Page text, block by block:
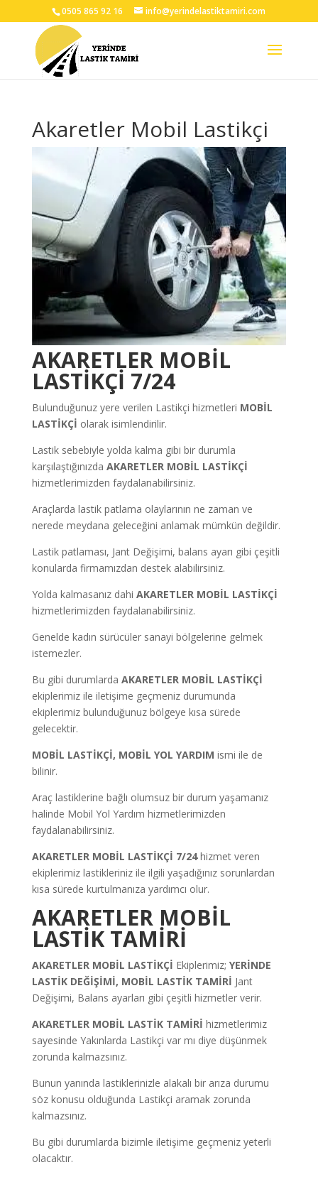
0505 865 92 16 info@yerindelastiktamiri.com
Akaretler Mobil Lastikçi
AKARETLER MOBİL
LASTİKÇİ 7/24
Bulunduğunuz yere verilen Lastikçi hizmetleri MOBİL
LASTİKÇİ olarak isimlendirilir.
Lastik sebebiyle yolda kalma gibi bir durumla
karşılaştığınızda AKARETLER MOBİL LASTİKÇİ
hizmetlerimizden faydalanabilirsiniz.
Araçlarda lastik patlama olaylarının ne zaman ve
nerede meydana geleceğini anlamak mümkün değildir.
Lastik patlaması, Jant Değişimi, balans ayarı gibi çeşitli
konularda firmamızdan destek alabilirsiniz.
Yolda kalmasanız dahi AKARETLER MOBİL LASTİKÇİ
hizmetlerimizden faydalanabilirsiniz.
Genelde kadın sürücüler sanayi bölgelerine gelmek
istemezler.
Bu gibi durumlarda AKARETLER MOBİL LASTİKÇİ
ekiplerimiz ile iletişime geçmeniz durumunda
ekiplerimiz bulunduğunuz bölgeye kısa sürede
gelecektir.
MOBİL LASTİKÇİ, MOBİL YOL YARDIM ismi ile de
bilinir.
Araç lastiklerine bağlı olumsuz bir durum yaşamanız
halinde Mobil Yol Yardım hizmetlerimizden
faydalanabilirsiniz.
AKARETLER MOBİL LASTİKÇİ 7/24hizmet veren
ekiplerimiz lastikleriniz ile ilgili yaşadığınız sorunlardan
kısa sürede kurtulmanıza yardımcı olur.
AKARETLER MOBİL
LASTİK TAMİRİ
AKARETLER MOBİL LASTİKÇİ Ekiplerimiz; YERİNDE
LASTİK DEĞİŞİMİ, MOBİL LASTİK TAMİRİ Jant
Değişimi, Balans ayarları gibi çeşitli hizmetler verir.
AKARETLER MOBİL LASTİK TAMİRİ hizmetlerimiz
sayesinde Yakınlarda Lastikçi var mı diye düşünmek
zorunda kalmazsınız.
Bunun yanında lastiklerinizle alakalı bir arıza durumu
söz konusu olduğunda Lastikçi aramak zorunda
kalmazsınız.
Bu gibi durumlarda bizimle iletişime geçmeniz yeterli
olacaktır.